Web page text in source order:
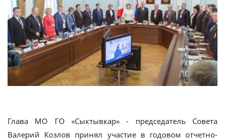
Глава МО ГО «Сыктывкар» - председатель Совета
Валерий Козлов принял участие в годовом отчетно-